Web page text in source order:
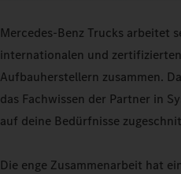
Mercedes‑Benz Trucks arbeitet
internationalen und
Aufbauherstellern zusammen.
das Fachwissen der Partner in
auf deine Bedürfnisse
Die enge Zusammenarbeit hat